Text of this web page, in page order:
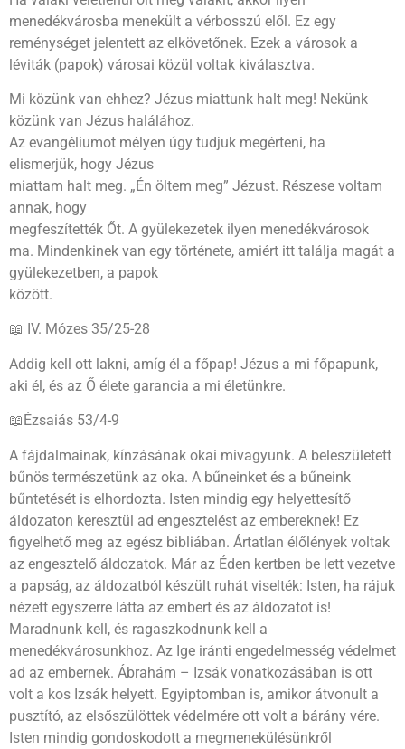
menedékvárosba menekült a vérbosszú elől. Ez egy
reménységet jelentett az elkövetőnek. Ezek a városok a
léviták (papok) városai közül voltak kiválasztva.
Mi közünk van ehhez? Jézus miattunk halt meg! Nekünk
közünk van Jézus halálához.
Az evangéliumot mélyen úgy tudjuk megérteni, ha
elismerjük, hogy Jézus
miattam halt meg. „Én öltem meg” Jézust. Részese voltam
annak, hogy
megfeszítették Őt. A gyülekezetek ilyen menedékvárosok
ma. Mindenkinek van egy története, amiért itt találja magát a
gyülekezetben, a papok
között.
📖 IV. Mózes 35/25-28
Addig kell ott lakni, amíg él a főpap! Jézus a mi főpapunk,
aki él, és az Ő élete garancia a mi életünkre.
📖Ézsaiás 53/4-9
A fájdalmainak, kínzásának okai mivagyunk. A beleszületett
bűnös természetünk az oka. A bűneinket és a bűneink
bűntetését is elhordozta. Isten mindig egy helyettesítő
áldozaton keresztül ad engesztelést az embereknek! Ez
figyelhető meg az egész bibliában. Ártatlan élőlények voltak
az engesztelő áldozatok. Már az Éden kertben be lett vezetve
a papság, az áldozatból készült ruhát viselték: Isten, ha rájuk
nézett egyszerre látta az embert és az áldozatot is!
Maradnunk kell, és ragaszkodnunk kell a
menedékvárosunkhoz. Az Ige iránti engedelmesség védelmet
ad az embernek. Ábrahám – Izsák vonatkozásában is ott
volt a kos Izsák helyett. Egyiptomban is, amikor átvonult a
pusztító, az elsőszülöttek védelmére ott volt a bárány vére.
Isten mindig gondoskodott a megmenekülésünkről